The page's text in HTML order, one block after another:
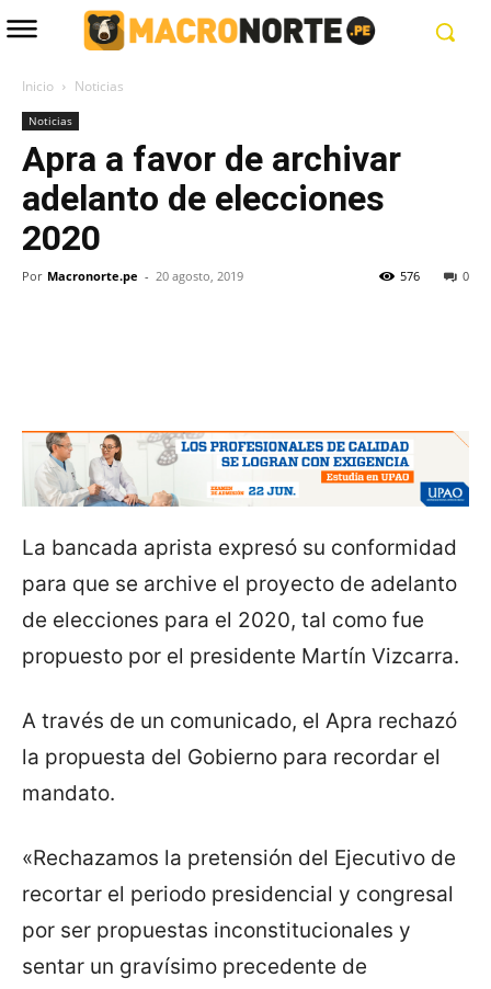
Inicio Noticias
Noticias
Apra a favor de archivar
adelanto de elecciones
2020
Por Macronorte.pe - 20 agosto, 2019 0
576
La bancada aprista expresó su conformidad
para que se archive el proyecto de adelanto
de elecciones para el 2020, tal como fue
propuesto por el presidente Martín Vizcarra.
A través de un comunicado, el Apra rechazó
la propuesta del Gobierno para recordar el
mandato.
«Rechazamos la pretensión del Ejecutivo de
recortar el periodo presidencial y congresal
por ser propuestas inconstitucionales y
sentar un gravísimo precedente de